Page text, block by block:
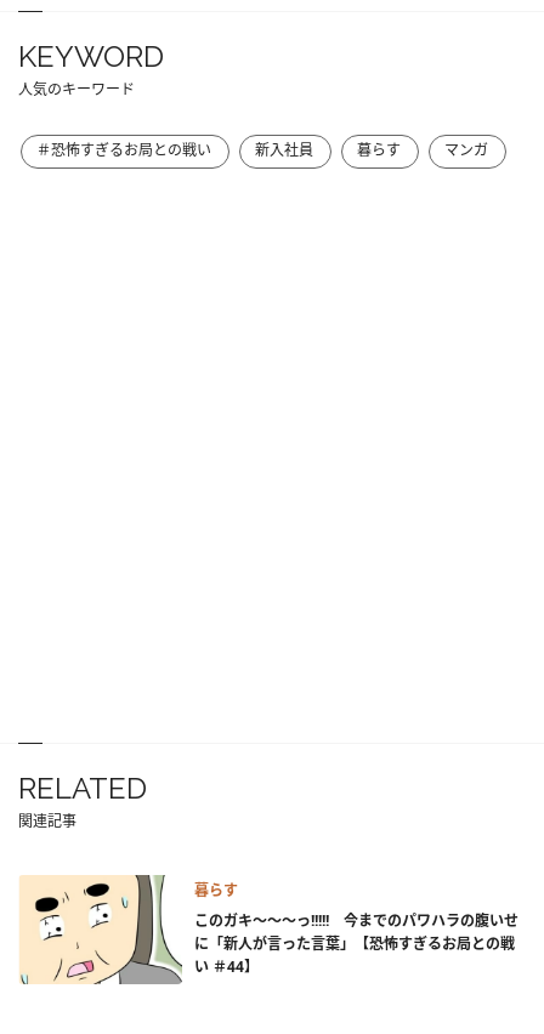
KEYWORD
人気のキーワード
＃恐怖すぎるお局との戦い 新入社員 暮らす マンガ
RELATED
関連記事
暮らす
このガキ～～～っ!!!!! 今までのパワハラの腹いせ
に「新人が言った言葉」【恐怖すぎるお局との戦
い ＃44】